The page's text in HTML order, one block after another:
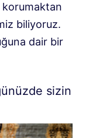
korumaktan
biliyoruz.
dair bir
sizin